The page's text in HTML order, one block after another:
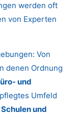
werden oft
von Experten
Von
denen Ordnung
und
Umfeld
Schulen und